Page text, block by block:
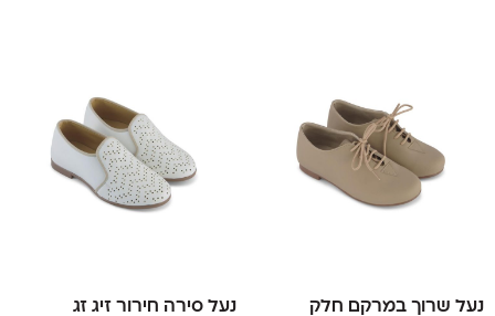
נעל שרוך במרקם חלק נעל סירה חירור זיג זג